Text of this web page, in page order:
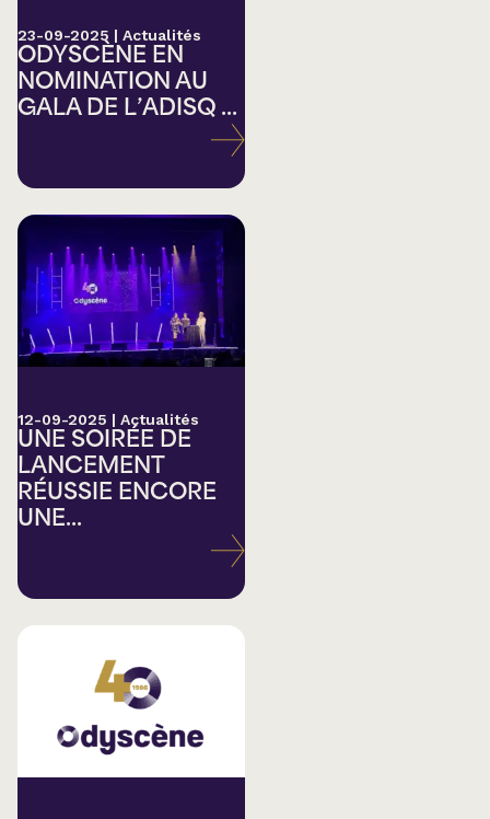
23-09-2025 | Actualités
ODYSCÈNE EN
NOMINATION AU
GALA DE L’ADISQ ...
12-09-2025 | Actualités
UNE SOIRÉE DE
LANCEMENT
RÉUSSIE ENCORE
UNE...